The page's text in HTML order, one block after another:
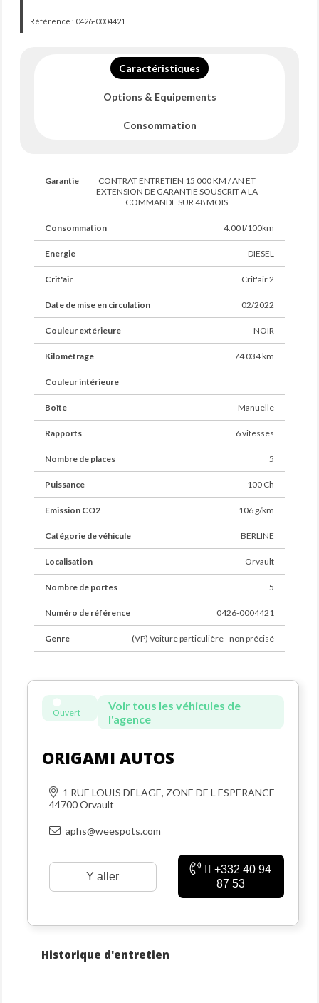
Référence : 0426-0004421
Caractéristiques
Options & Equipements
Consommation
Garantie
CONTRAT ENTRETIEN 15 000 KM / AN ET
EXTENSION DE GARANTIE SOUSCRIT A LA
COMMANDE SUR 48 MOIS
Consommation 4.00 l/100km
Energie DIESEL
Crit'air Crit'air 2
Date de mise en circulation 02/2022
Couleur extérieure NOIR
Kilométrage 74 034 km
Couleur intérieure
Boîte Manuelle
Rapports 6 vitesses
Nombre de places 5
Puissance 100 Ch
Emission CO2 106 g/km
Catégorie de véhicule BERLINE
Localisation Orvault
Nombre de portes 5
Numéro de référence 0426-0004421
Genre (VP) Voiture particulière - non précisé
Ouvert
Voir tous les véhicules de
l'agence
ORIGAMI AUTOS
1 RUE LOUIS DELAGE, ZONE DE L ESPERANCE
44700 Orvault
aphs@weespots.com
Y aller
+332 40 94
87 53
Historique d'entretien